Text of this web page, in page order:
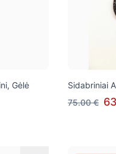
Gėlė
Sidabriniai
75.00 €